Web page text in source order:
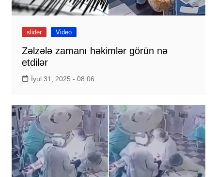
slider Video
Zəlzələ zamanı həkimlər görün nə
etdilər
İyul 31, 2025 - 08:06